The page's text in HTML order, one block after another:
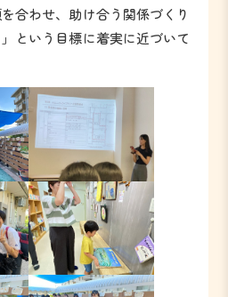
合わせ、助け合う関係づくり
という目標に着実に近づいて